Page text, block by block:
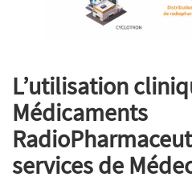
L’utilisation
Médicaments
services de